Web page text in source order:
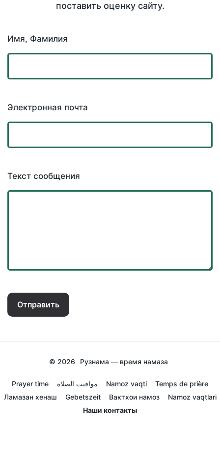
поставить оценку сайту.
Имя, Фамилия
Электронная почта
Текст сообщения
Отправить
© 2026 Рузнама — время намаза
Prayer time مواقيت الصلاة Namoz vaqti
Temps de prière
Ламазан хенаш
Gebetszeit Вактхои намоз
Namoz vaqtlari
Наши контакты